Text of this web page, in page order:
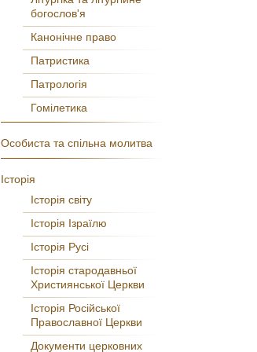
богослов'я
Канонічне право
Патристика
Патрологія
Гомілетика
Особиста та спільна молитва
Історія
Історія світу
Історія Ізраїлю
Історія Русі
Історія стародавньої
Християнської Церкви
Історія Російської
Православної Церкви
Документи церковних